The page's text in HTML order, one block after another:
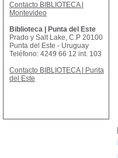
Contacto BIBLIOTECA |
Montevideo
Biblioteca | Punta del Este
Prado y Salt Lake, C.P 20100
Punta del Este - Uruguay
Teléfono: 4249 66 12 int. 103
Contacto BIBLIOTECA | Punta
del Este